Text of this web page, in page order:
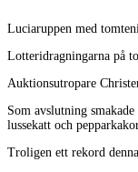
Luciaruppen med
Lotteridragningarna på
Auktionsutropare
Som avslutning smakade
lussekatt och
Troligen ett rekord